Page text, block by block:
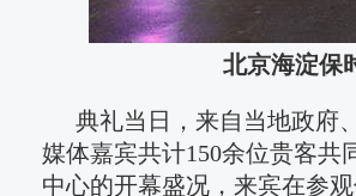
北京海淀保
典礼当日，来自当地政府
媒体嘉宾共计150余位贵客共
中心的开幕盛况，来宾在参